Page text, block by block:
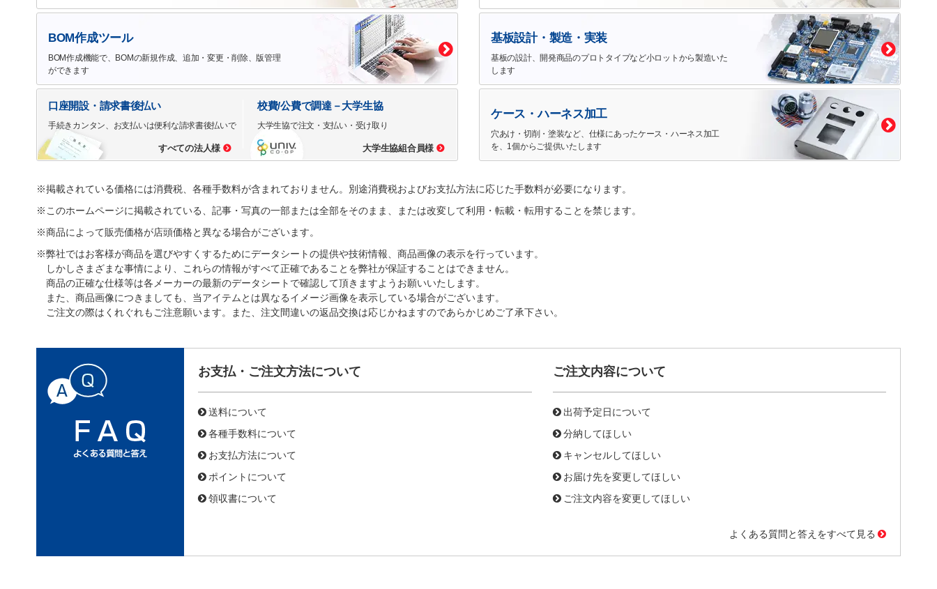
BOM作成ツール
BOM作成機能で、BOMの新規作成、追加・変更・削除、版管理
ができます
口座開設・請求書後払い
手続きカンタン、お支払いは便利な請求書後払いで
すべての法人様
校費/公費で調達－大学生協
大学生協で注文・支払い・受け取り
大学生協組合員様
基板設計・製造・実装
基板の設計、開発商品のプロトタイプなど小ロットから製造いた
します
ケース・ハーネス加工
穴あけ・切削・塗装など、仕様にあったケース・ハーネス加工
を、1個からご提供いたします
※掲載されている価格には消費税、各種手数料が含まれておりません。別途消費税およびお支払方法に応じた手数料が必要になります。
※このホームページに掲載されている、記事・写真の一部または全部をそのまま、または改変して利用・転載・転用することを禁じます。
※商品によって販売価格が店頭価格と異なる場合がございます。
※弊社ではお客様が商品を選びやすくするためにデータシートの提供や技術情報、商品画像の表示を行っています。
しかしさまざまな事情により、これらの情報がすべて正確であることを弊社が保証することはできません。
商品の正確な仕様等は各メーカーの最新のデータシートで確認して頂きますようお願いいたします。
また、商品画像につきましても、当アイテムとは異なるイメージ画像を表示している場合がございます。
ご注文の際はくれぐれもご注意願います。また、注文間違いの返品交換は応じかねますのであらかじめご了承下さい。
お支払・ご注文方法について
送料について
各種手数料について
お支払方法について
ポイントについて
領収書について
ご注文内容について
出荷予定日について
分納してほしい
キャンセルしてほしい
お届け先を変更してほしい
ご注文内容を変更してほしい
よくある質問と答えをすべて見る